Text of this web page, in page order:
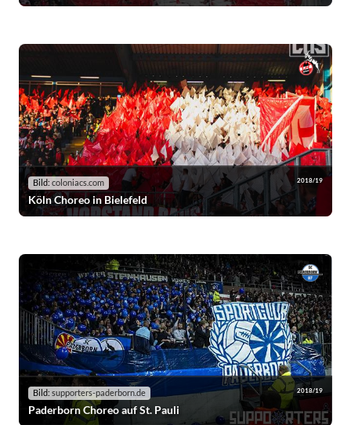
Bild: coloniacs.com 2018/19
Köln Choreo in Bielefeld
Bild: supporters-paderborn.de 2018/19
Paderborn Choreo auf St. Pauli